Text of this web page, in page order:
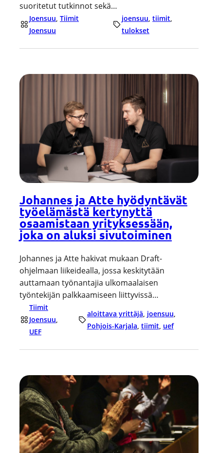
suoritetut tutkinnot sekä…
Joensuu, Tiimit
Joensuu
joensuu, tiimit
tulokset
Johannes ja Atte hyödyntävät
työelämästä kertynyttä
osaamistaan yrityksessään,
joka on aluksi sivutoiminen
Johannes ja Atte hakivat mukaan Draft-
ohjelmaan liikeidealla, jossa keskitytään
auttamaan työnantajia ulkomaalaisen
työntekijän palkkaamiseen liittyvissä…
Tiimit
Joensuu
UEF
aloittava yrittäjä joensuu
Pohjois-Karjala tiimit uef